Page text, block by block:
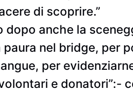
di scoprire.”
anche la
nel bridge, per
per
e donatori”:-